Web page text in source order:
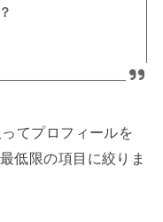
てプロフィールを
低限の項目に絞りま